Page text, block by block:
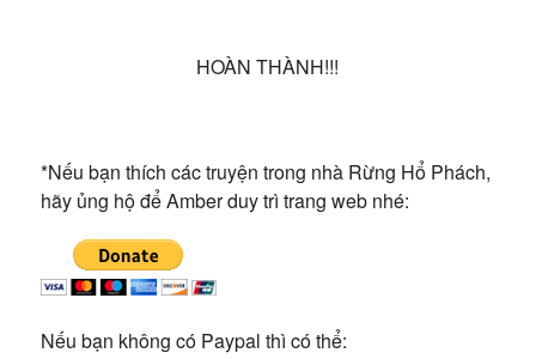
HOÀN THÀNH!!!
*Nếu bạn thích các truyện trong nhà Rừng Hổ Phách,
hãy ủng hộ để Amber duy trì trang web nhé:
Nếu bạn không có Paypal thì có thể: